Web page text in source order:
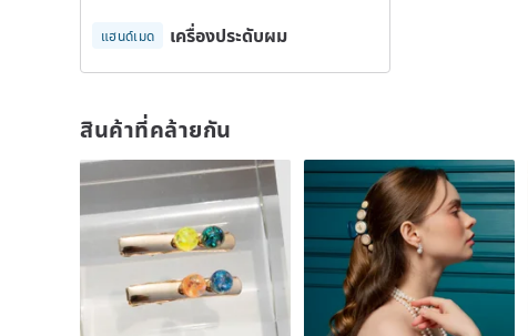
แฮนด์เมด เครื่องประดับผม
สินค้าที่คล้ายกัน